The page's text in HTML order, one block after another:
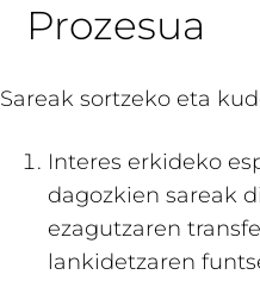
Prozesua
Sareak sortzeko eta
Interes erkideko
dagozkien sareak
ezagutzaren
lankidetzaren